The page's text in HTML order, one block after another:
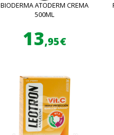
BIODERMA ATODERM CREMA
500ML
13,95€